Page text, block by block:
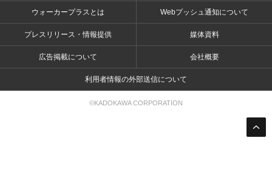
ウォーカープラスとは Webプッシュ通知について
プレスリリース・情報提供 媒体資料
広告掲載について 会社概要
利用者情報の外部送信について
©KADOKAWA CORPORATION